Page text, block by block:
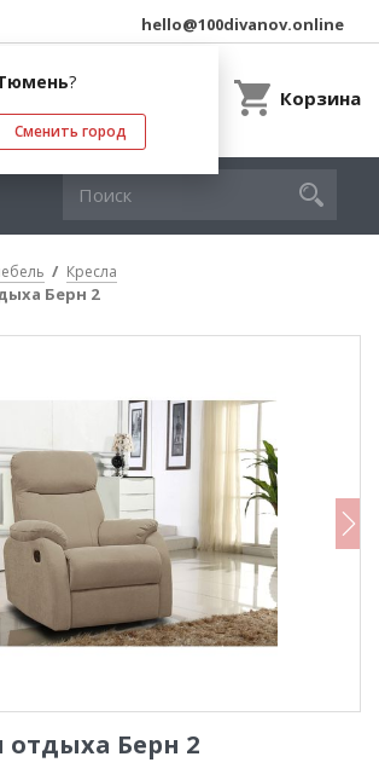
?
Сменить город
hello@100divanov.online
Корзина
Кресла
Берн 2
отдыха Берн 2